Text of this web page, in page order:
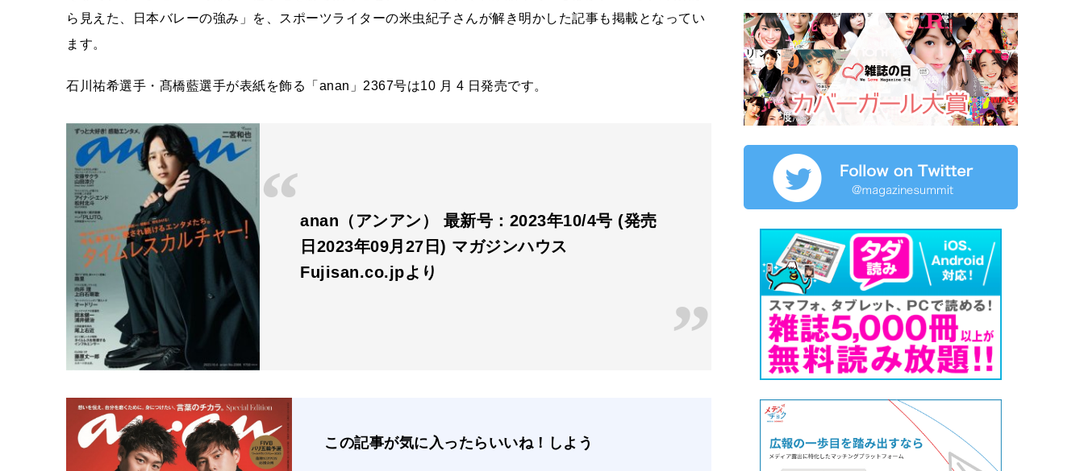
ら見えた、日本バレーの強み」を、スポーツライターの米虫紀子さんが解き明かした記事も掲載となってい
ます。
石川祐希選手・髙橋藍選手が表紙を飾る「anan」2367号は10 月 4 日発売です。
anan（アンアン） 最新号：2023年10/4号 (発売
日2023年09月27日) マガジンハウス
Fujisan.co.jpより
この記事が気に入ったらいいね！しよう